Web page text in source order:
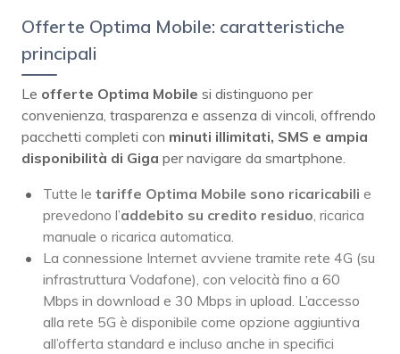
Offerte Optima Mobile: caratteristiche
principali
Le offerte Optima Mobile si distinguono per
convenienza, trasparenza e assenza di vincoli, offrendo
pacchetti completi con minuti illimitati, SMS e ampia
disponibilità di Giga per navigare da smartphone.
Tutte le tariffe Optima Mobile sono ricaricabili e
prevedono l’addebito su credito residuo, ricarica
manuale o ricarica automatica.
La connessione Internet avviene tramite rete 4G (su
infrastruttura Vodafone), con velocità fino a 60
Mbps in download e 30 Mbps in upload. L’accesso
alla rete 5G è disponibile come opzione aggiuntiva
all’offerta standard e incluso anche in specifici